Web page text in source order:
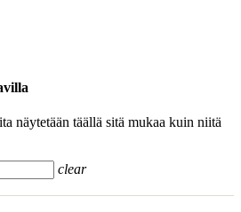
näytetään täällä sitä mukaa kuin niitä
clear